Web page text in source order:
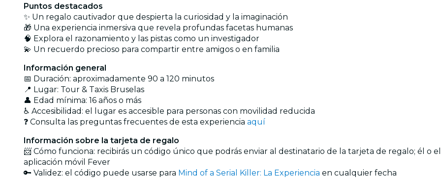
Puntos destacados
✨ Un regalo cautivador que despierta la curiosidad y la imaginación
🎁 Una experiencia inmersiva que revela profundas facetas humanas
🧠 Explora el razonamiento y las pistas como un investigador
💫 Un recuerdo precioso para compartir entre amigos o en familia
Información general
📅 Duración: aproximadamente 90 a 120 minutos
📍 Lugar: Tour & Taxis Bruselas
👤 Edad mínima: 16 años o más
♿ Accesibilidad: el lugar es accesible para personas con movilidad reducida
❓ Consulta las preguntas frecuentes de esta experiencia aquí
Información sobre la tarjeta de regalo
📨 Cómo funciona: recibirás un código único que podrás enviar al destinatario de la tarjeta de regalo; él o
aplicación móvil Fever
🔑 Validez: el código puede usarse para Mind of a Serial Killer: La Experiencia en cualquier fecha